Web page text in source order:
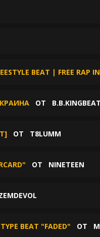
BEAT | FREE RAP
ОТ
ОТ T8LUMM
ОТ NINETEEN
BEAT "FADED" ОТ